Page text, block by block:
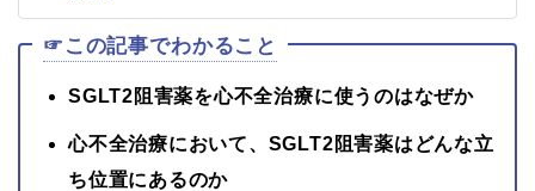
☞この記事でわかること
SGLT2阻害薬を心不全治療に使うのはなぜか
心不全治療において、SGLT2阻害薬はどんな立
ち位置にあるのか